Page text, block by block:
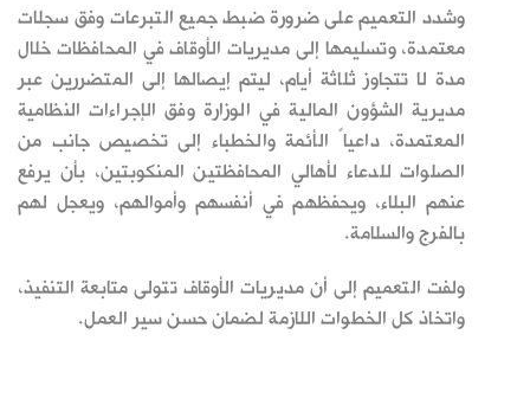
وشدد التعميم على ضرورة ضبط جميع التبرعات وفق سجلات
معتمدة، وتسليمها إلى مديريات الأوقاف في المحافظات خلال
مدة لا تتجاوز ثلاثة أيام، ليتم إيصالها إلى المتضررين عبر
مديرية الشؤون المالية في الوزارة وفق الإجراءات النظامية
المعتمدة، داعياً الأئمة والخطباء إلى تخصيص جانب من
الصلوات للدعاء لأهالي المحافظتين المنكوبتين، بأن يرفع
عنهم البلاء، ويحفظهم في أنفسهم وأموالهم، ويعجل لهم
بالفرج والسلامة.
ولفت التعميم إلى أن مديريات الأوقاف تتولى متابعة التنفيذ،
واتخاذ كل الخطوات اللازمة لضمان حسن سير العمل.